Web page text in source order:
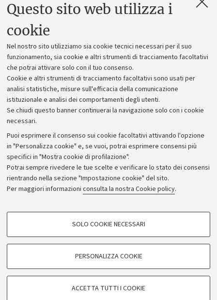
Questo sito web utilizza i
cookie
Nel nostro sito utilizziamo sia cookie tecnici necessari per il suo
funzionamento, sia cookie e altri strumenti di tracciamento facoltativi
che potrai attivare solo con il tuo consenso.
Cookie e altri strumenti di tracciamento facoltativi sono usati per
analisi statistiche, misure sull'efficacia della comunicazione
istituzionale e analisi dei comportamenti degli utenti.
Se chiudi questo banner continuerai la navigazione solo con i cookie
necessari.
Puoi esprimere il consenso sui cookie facoltativi attivando l'opzione
in "Personalizza cookie" e, se vuoi, potrai esprimere consensi più
specifici in "Mostra cookie di profilazione".
Potrai sempre rivedere le tue scelte e verificare lo stato dei consensi
rientrando nella sezione "Impostazione cookie" del sito.
Per maggiori informazioni consulta la nostra Cookie policy.
COOKIE DI PROFILAZIONE - FACOLTATIVI
COOKIE TECNICI - NECESSARI
SOLO COOKIE NECESSARI
PERSONALIZZA COOKIE
ACCETTA TUTTI I COOKIE
Contatti e PEC
Alumni community
Piano strategico
Bilanci
Donazioni e 5x1000
Bandi, gare e concorsi
Albo online
Amministrazione trasparente
Atti di notifica
Informazioni sul sito e accessibilità
Dichiarazione di accessibilità
Privacy e note legali
Impostazioni Cookie
©Copyright 2026 - ALMA MATER STUDIORUM - Università di
Bologna - Via Zamboni,33 - 40126Bologna - PI: